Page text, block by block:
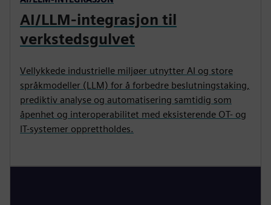
AI/LLM-integrasjon til
verkstedsgulvet
Vellykkede industrielle miljøer utnytter AI og store
språkmodeller (LLM) for å forbedre beslutningstaking,
prediktiv analyse og automatisering samtidig som
åpenhet og interoperabilitet med eksisterende OT- og
IT-systemer opprettholdes.